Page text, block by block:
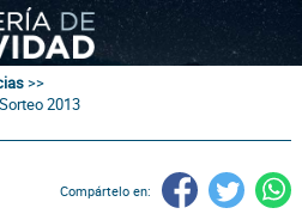
>>
2013
Compártelo en: